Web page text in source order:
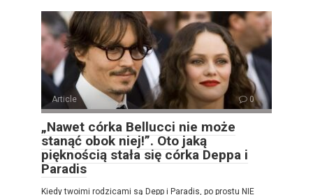
Article 0
„Nawet córka Bellucci nie może
stanąć obok niej!”. Oto jaką
pięknością stała się córka Deppa i
Paradis
Kiedy twoimi rodzicami są Depp i Paradis, po prostu NIE